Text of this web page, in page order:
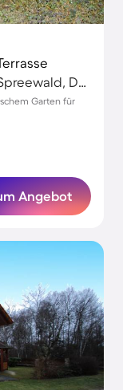
Alt Zauche-Wußwerk, Dahme-Spreewald, Deutschland
Garten für
Angebot